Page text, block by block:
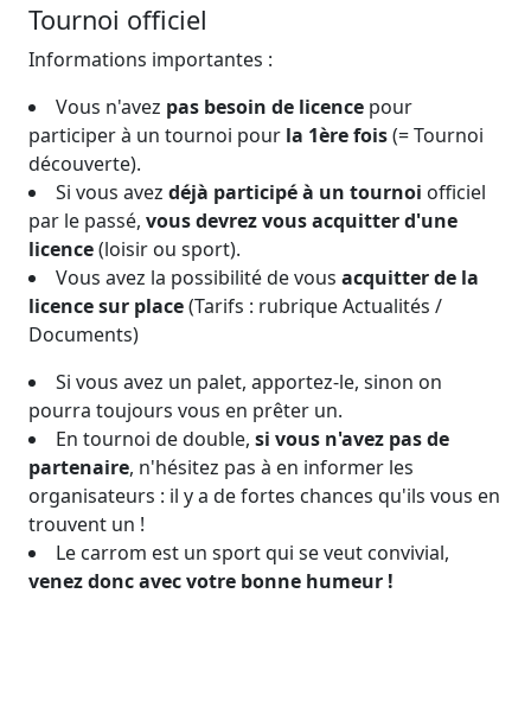
Tournoi officiel
Informations importantes :
Vous n'avez pas besoin de licence pour
participer à un tournoi pour la 1ère fois(= Tournoi
découverte).
Si vous avez déjà participé à un tournoi officiel
par le passé, vous devrez vous acquitter d'une
licence(loisir ou sport).
Vous avez la possibilité de vous acquitter de la
licence sur place(Tarifs : rubrique Actualités /
Documents)
Si vous avez un palet, apportez-le, sinon on
pourra toujours vous en prêter un.
En tournoi de double, si vous n'avez pas de
partenaire, n'hésitez pas à en informer les
organisateurs : il y a de fortes chances qu'ils vous en
trouvent un !
Le carrom est un sport qui se veut convivial,
venez donc avec votre bonne humeur !